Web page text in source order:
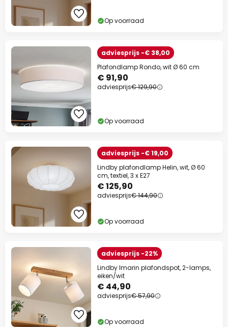
Op voorraad
adviesprijs -€ 38,00
Plafondlamp Rondo, wit Ø 60 cm
€ 91,90
adviesprijs€ 129,90
Op voorraad
adviesprijs -€ 19,00
Lindby plafondlamp Helin, wit, Ø 60
cm, textiel, 3 x E27
€ 125,90
adviesprijs€ 144,90
Op voorraad
adviesprijs -22%
Lindby Imarin plafondspot, 2-lamps,
eiken/wit
€ 44,90
adviesprijs€ 57,90
Op voorraad